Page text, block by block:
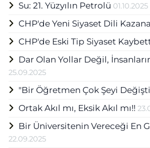
Su: 21. Yüzyılın Petrolü 01.10.2025
CHP'de Yeni Siyaset Dili
CHP'de Eski Tip Siyaset
Dar Olan Yollar Değil,
25.09.2025
"Bir Öğretmen Çok Şeyi
Ortak Akıl mı, Eksik Akıl mı!!
Bir Üniversitenin Vereceği En
22.09.2025